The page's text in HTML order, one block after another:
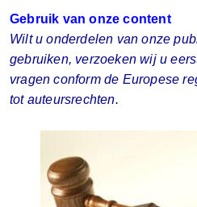
Gebruik van onze content
Wilt u onderdelen van onze
gebruiken, verzoeken wij u
vragen conform de Europese
tot auteursrechten.